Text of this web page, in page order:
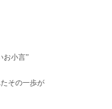
お小言”
その一歩が